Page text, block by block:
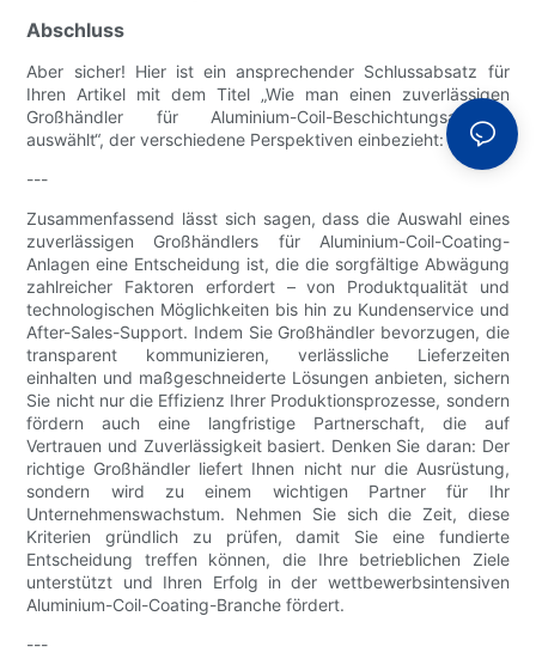
Abschluss
Aber sicher! Hier ist ein ansprechender Schlussabsatz für
Ihren Artikel mit dem Titel „Wie man einen zuverlässigen
Großhändler für Aluminium-Coil-Beschichtungsanlagen
auswählt“, der verschiedene Perspektiven einbezieht:
---
Zusammenfassend lässt sich sagen, dass die Auswahl eines
zuverlässigen Großhändlers für Aluminium-Coil-Coating-
Anlagen eine Entscheidung ist, die die sorgfältige Abwägung
zahlreicher Faktoren erfordert – von Produktqualität und
technologischen Möglichkeiten bis hin zu Kundenservice und
After-Sales-Support. Indem Sie Großhändler bevorzugen, die
transparent kommunizieren, verlässliche Lieferzeiten
einhalten und maßgeschneiderte Lösungen anbieten, sichern
Sie nicht nur die Effizienz Ihrer Produktionsprozesse, sondern
fördern auch eine langfristige Partnerschaft, die auf
Vertrauen und Zuverlässigkeit basiert. Denken Sie daran: Der
richtige Großhändler liefert Ihnen nicht nur die Ausrüstung,
sondern wird zu einem wichtigen Partner für Ihr
Unternehmenswachstum. Nehmen Sie sich die Zeit, diese
Kriterien gründlich zu prüfen, damit Sie eine fundierte
Entscheidung treffen können, die Ihre betrieblichen Ziele
unterstützt und Ihren Erfolg in der wettbewerbsintensiven
Aluminium-Coil-Coating-Branche fördert.
---